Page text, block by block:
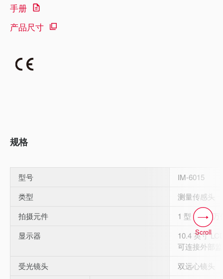
手册
产品尺寸
规格
型号
IM-6015
类型
测量传感头
拍摄元件
1 型 660 万
显示器
10.4 英寸
可连接外部
受光镜头
双远心镜头
Scroll